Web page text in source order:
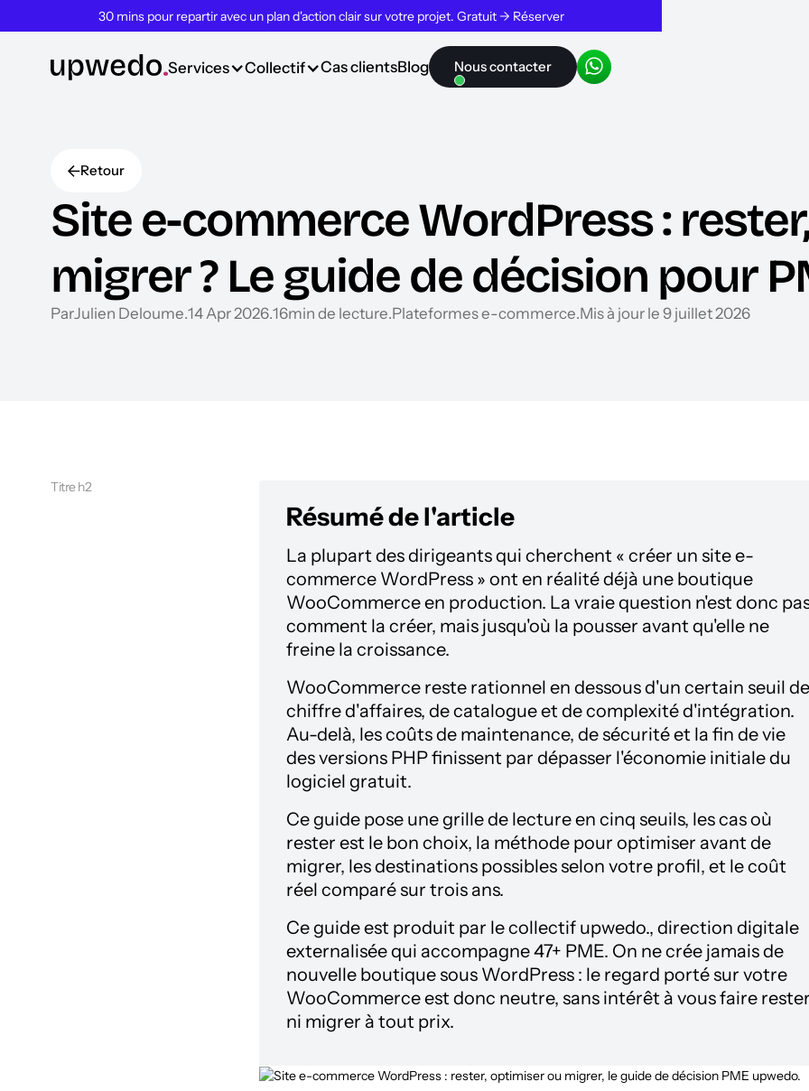
30 mins pour repartir avec un plan d'action clair sur votre projet. Gratuit → Réserver
Services Collectif Cas clientsBlog Nous contacter
Retour
Site e-commerce WordPress :
migrer ? Le guide de décision pour
ParJulien Deloume.14 Apr 2026.16min de lecture.Plateformes e-commerce.Mis à jour le 9 juillet 2026
Titre h2
Résumé de l'article
La plupart des dirigeants qui cherchent « créer un site e-
commerce WordPress » ont en réalité déjà une boutique
WooCommerce en production. La vraie question n'est donc
comment la créer, mais jusqu'où la pousser avant qu'elle ne
freine la croissance.
WooCommerce reste rationnel en dessous d'un certain seuil de
chiffre d'affaires, de catalogue et de complexité d'intégration.
Au-delà, les coûts de maintenance, de sécurité et la fin de vie
des versions PHP finissent par dépasser l'économie initiale du
logiciel gratuit.
Ce guide pose une grille de lecture en cinq seuils, les cas où
rester est le bon choix, la méthode pour optimiser avant de
migrer, les destinations possibles selon votre profil, et le coût
réel comparé sur trois ans.
Ce guide est produit par le collectif upwedo., direction digitale
externalisée qui accompagne 47+ PME. On ne crée jamais de
nouvelle boutique sous WordPress : le regard porté sur votre
WooCommerce est donc neutre, sans intérêt à vous faire rester
ni migrer à tout prix.